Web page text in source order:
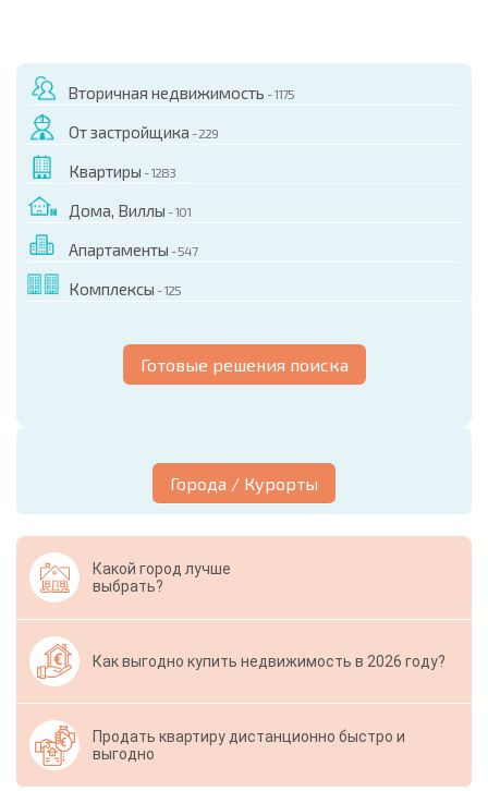
Вторичная недвижимость - 1175
От застройщика - 229
Квартиры - 1283
Дома, Виллы - 101
Апартаменты - 547
Комплексы - 125
Готовые решения поиска
Города / Курорты
Какой город лучше
выбрать?
Как выгодно купить недвижимость в 2026 году?
Продать квартиру дистанционно быстро и
выгодно